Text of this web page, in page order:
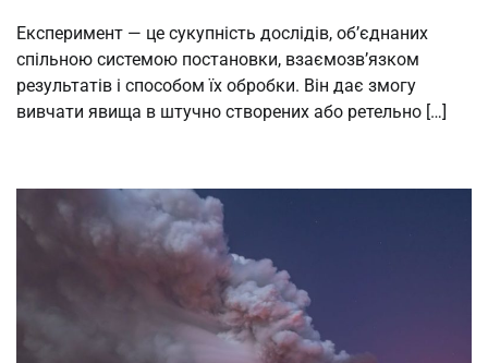
Експеримент — це сукупність дослідів, об’єднаних
спільною системою постановки, взаємозв’язком
результатів і способом їх обробки. Він дає змогу
вивчати явища в штучно створених або ретельно […]